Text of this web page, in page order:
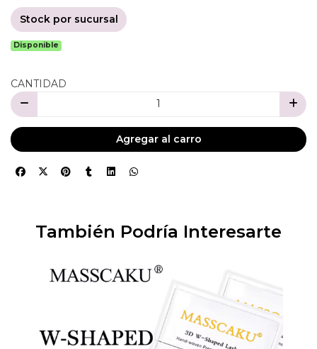
Stock por sucursal
Disponible
CANTIDAD
Agregar al carro
También Podría Interesarte